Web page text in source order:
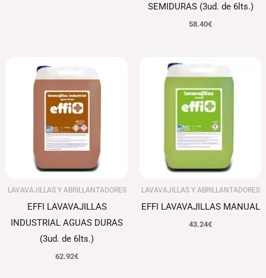
SEMIDURAS (3ud. de 6lts.)
58.40€
LAVAVAJILLAS Y ABRILLANTADORES
EFFI LAVAVAJILLAS
INDUSTRIAL AGUAS DURAS
(3ud. de 6lts.)
62.92€
LAVAVAJILLAS Y ABRILLANTADORES
EFFI LAVAVAJILLAS MANUAL
43.24€